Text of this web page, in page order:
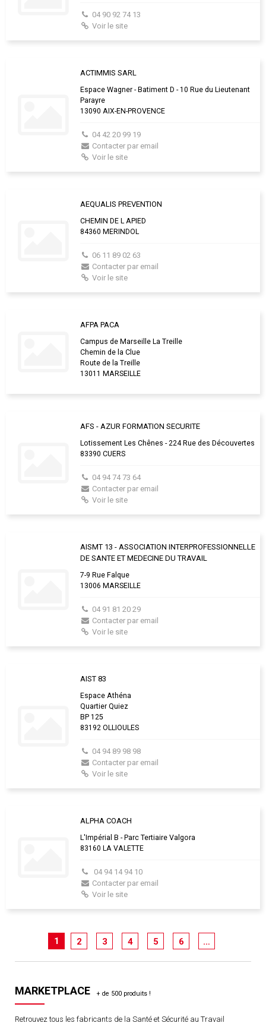
04 90 92 74 13
Voir le site
ACTIMMIS SARL
Espace Wagner - Batiment D - 10 Rue du Lieutenant
Parayre
13090 AIX-EN-PROVENCE
04 42 20 99 19
Contacter par email
Voir le site
AEQUALIS PREVENTION
CHEMIN DE L APIED
84360 MERINDOL
06 11 89 02 63
Contacter par email
Voir le site
AFPA PACA
Campus de Marseille La Treille
Chemin de la Clue
Route de la Treille
13011 MARSEILLE
AFS - AZUR FORMATION SECURITE
Lotissement Les Chênes - 224 Rue des Découvertes
83390 CUERS
04 94 74 73 64
Contacter par email
Voir le site
AISMT 13 - ASSOCIATION INTERPROFESSIONNELLE
DE SANTE ET MEDECINE DU TRAVAIL
7-9 Rue Falque
13006 MARSEILLE
04 91 81 20 29
Contacter par email
Voir le site
AIST 83
Espace Athéna
Quartier Quiez
BP 125
83192 OLLIOULES
04 94 89 98 98
Contacter par email
Voir le site
ALPHA COACH
L'Impérial B - Parc Tertiaire Valgora
83160 LA VALETTE
04 94 14 94 10
Contacter par email
Voir le site
1 2 3 4 5 6 …
MARKETPLACE
Retrouvez tous les fabricants de la Santé et Sécurité au Travail